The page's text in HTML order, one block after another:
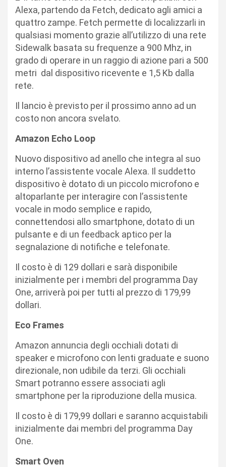
Alexa, partendo da Fetch, dedicato agli amici a
quattro zampe. Fetch permette di localizzarli in
qualsiasi momento grazie all’utilizzo di una rete
Sidewalk basata su frequenze a 900 Mhz, in
grado di operare in un raggio di azione pari a 500
metri dal dispositivo ricevente e 1,5 Kb dalla
rete.
Il lancio è previsto per il prossimo anno ad un
costo non ancora svelato.
Amazon Echo Loop
Nuovo dispositivo ad anello che integra al suo
interno l’assistente vocale Alexa. Il suddetto
dispositivo è dotato di un piccolo microfono e
altoparlante per interagire con l’assistente
vocale in modo semplice e rapido,
connettendosi allo smartphone, dotato di un
pulsante e di un feedback aptico per la
segnalazione di notifiche e telefonate.
Il costo è di 129 dollari e sarà disponibile
inizialmente per i membri del programma Day
One, arriverà poi per tutti al prezzo di 179,99
dollari.
Eco Frames
Amazon annuncia degli occhiali dotati di
speaker e microfono con lenti graduate e suono
direzionale, non udibile da terzi. Gli occhiali
Smart potranno essere associati agli
smartphone per la riproduzione della musica.
Il costo è di 179,99 dollari e saranno acquistabili
inizialmente dai membri del programma Day
One.
Smart Oven